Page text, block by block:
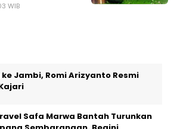
WIB
Jambi, Romi Arizyanto Resmi
Safa Marwa Bantah Turunkan